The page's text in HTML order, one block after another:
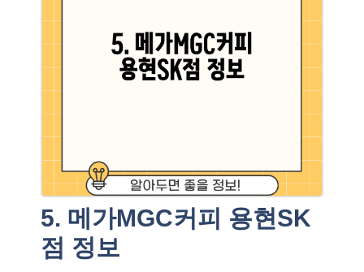
5. 메가MGC커피 용현SK
점 정보